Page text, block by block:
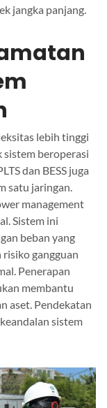
jangka panjang.
lebih tinggi
sistem beroperasi
dan BESS juga
satu jaringan.
management
Sistem ini
beban yang
gangguan
Penerapan
membantu
aset. Pendekatan
sistem